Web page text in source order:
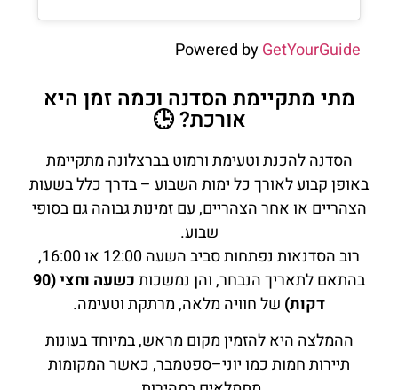
Powered byGetYourGuide
מתי מתקיימת הסדנה וכמה זמן היא
אורכת? 🕒
הסדנה להכנת וטעימת ורמוט בברצלונה מתקיימת
באופן קבוע לאורך כל ימות השבוע – בדרך כלל בשעות
הצהריים או אחר הצהריים, עם זמינות גבוהה גם בסופי
שבוע.
רוב הסדנאות נפתחות סביב השעה 12:00 או 16:00,
בהתאם לתאריך הנבחר, והן נמשכות
כשעה וחצי (90
דקות) של חוויה מלאה, מרתקת וטעימה.
ההמלצה היא להזמין מקום מראש, במיוחד בעונות
תיירות חמות כמו יוני–ספטמבר, כאשר המקומות